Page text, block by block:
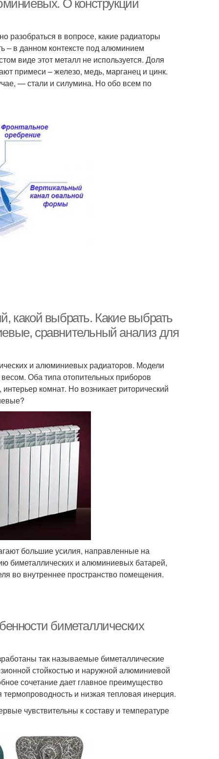
О конструкции
разобраться в вопросе, какие радиаторы
– в данном контексте под алюминием
виде этот металл не используется. Доля
примеси – железо, медь, марганец и цинк.
— стали и силумина. Но обо всем по
какой выбрать. Какие выбрать
сравнительный анализ для
и алюминиевых радиаторов. Модели
Оба типа отопительных приборов
комнат. Но возникает риторический
большие усилия, направленные на
биметаллических и алюминиевых батарей,
во внутреннее пространство помещения.
биметаллических
так называемые биметаллические
стойкостью и наружной алюминиевой
сочетание дает главное преимущество
и низкая тепловая инерция.
чувствительны к составу и температуре